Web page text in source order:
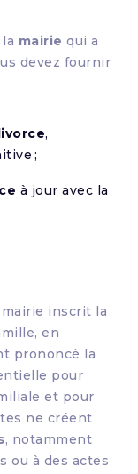
mairie qui a
devez fournir
,
;
à jour avec la
inscrit la
en
prononcé la
pour
et pour
ne créent
, notamment
ou à des actes